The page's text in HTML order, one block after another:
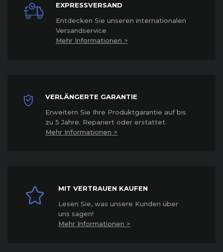
EXPRESSVERSAND
Entdecken Sie unseren internationalen
Versandservice
Mehr Informationen >
VERLÄNGERTE GARANTIE
Erweitern Sie Ihre Produktgarantie auf bis
zu 5 Jahre. Repariert oder erstattet.
Mehr Informationen >
MIT VERTRAUEN KAUFEN
Lesen Sie, was unsere Kunden über
uns sagen!
Mehr Informationen >